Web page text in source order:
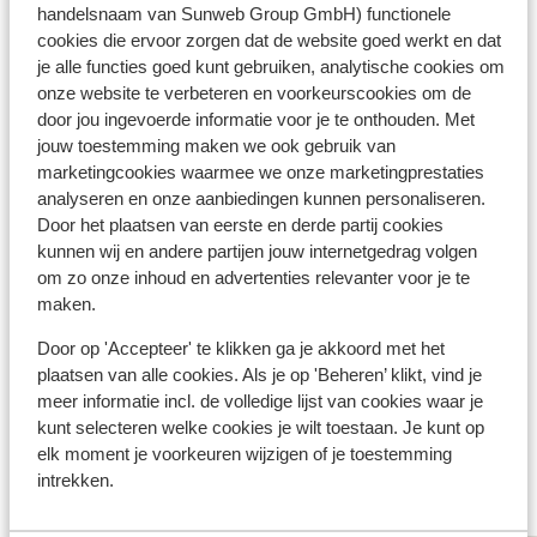
handelsnaam van Sunweb Group GmbH) functionele
cookies die ervoor zorgen dat de website goed werkt en dat
je alle functies goed kunt gebruiken, analytische cookies om
onze website te verbeteren en voorkeurscookies om de
door jou ingevoerde informatie voor je te onthouden. Met
jouw toestemming maken we ook gebruik van
marketingcookies waarmee we onze marketingprestaties
analyseren en onze aanbiedingen kunnen personaliseren.
Door het plaatsen van eerste en derde partij cookies
kunnen wij en andere partijen jouw internetgedrag volgen
om zo onze inhoud en advertenties relevanter voor je te
maken.
Door op 'Accepteer' te klikken ga je akkoord met het
plaatsen van alle cookies. Als je op 'Beheren’ klikt, vind je
meer informatie incl. de volledige lijst van cookies waar je
kunt selecteren welke cookies je wilt toestaan. Je kunt op
elk moment je voorkeuren wijzigen of je toestemming
intrekken.
accommodatie niet geschikt voor
mindervaliden
Bekijk alle faciliteiten
Reisinformatie
Verzorging
Huurauto
Wat gasten vinden
Dit zijn 100% echte beoordelingen van reizigers die
jou voorgingen. Meer over beoordelingen
8.5 Fantastisch
40 ervaringen